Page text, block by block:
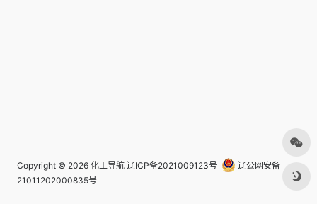
Copyright © 2026 化工导航 辽ICP备2021009123号
辽公网安备
21011202000835号